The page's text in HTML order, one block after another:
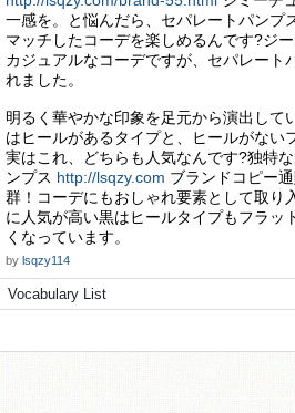
一感を。と悩んだら、セパレートパンプ
マッチしたコーデを楽しめるんです?ジ
カジュアルなコーデですが、セパレート
れました。
明るく華やかな印象を足元から演出して
はヒールがあるタイプと、ヒールがない
実はこれ、どちらも人気なんです?独特
ンプス http://lsqzy.com ブランドコピー
群！コーデにもおしゃれ要素として取り
に人気が高い黒はヒールタイプもフラッ
くなっています。
by lsqzy114
Vocabulary List